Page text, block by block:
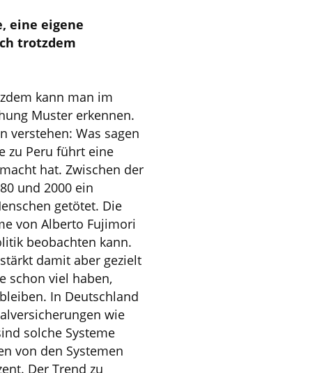
eine eigene
trotzdem
kann man im
Muster erkennen.
verstehen: Was sagen
zu Peru führt eine
hat. Zwischen der
und 2000 ein
getötet. Die
von Alberto Fujimori
beobachten kann.
damit aber gezielt
schon viel haben,
In Deutschland
wie
solche Systeme
von den Systemen
Der Trend zu